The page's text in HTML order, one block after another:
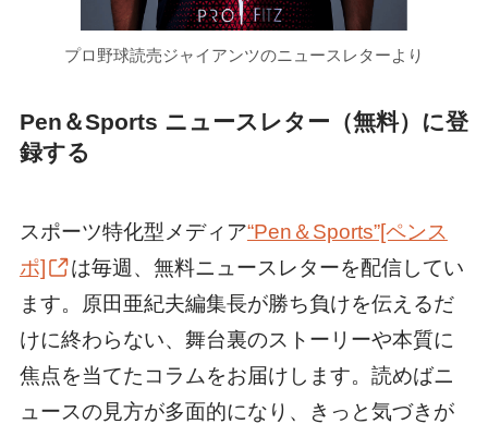
プロ野球読売ジャイアンツのニュースレターより
Pen＆Sports ニュースレター（無料）に登
録する
スポーツ特化型メディア“Pen＆Sports”[ペンス
ポ]
は毎週、無料ニュースレターを配信してい
ます。原田亜紀夫編集長が勝ち負けを伝えるだ
けに終わらない、舞台裏のストーリーや本質に
焦点を当てたコラムをお届けします。読めばニ
ュースの見方が多面的になり、きっと気づきが